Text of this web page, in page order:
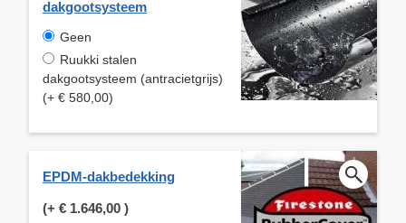
dakgootsysteem
Geen
Ruukki stalen
dakgootsysteem (antracietgrijs)
(+ € 580,00)
EPDM-dakbedekking
(+ € 1.646,00 )